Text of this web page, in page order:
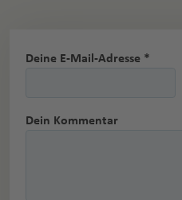
Deine E-Mail-Adresse *
Dein Kommentar